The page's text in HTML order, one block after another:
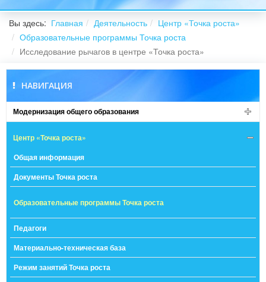
Вы здесь: Главная Деятельность
Центр «Точка роста»
Образовательные программы Точка роста
Исследование рычагов в центре «Точка роста»
НАВИГАЦИЯ
Модернизация общего образования
Центр «Точка роста»
Общая информация
Документы Точка роста
Образовательные программы Точка роста
Педагоги
Материально-техническая база
Режим занятий Точка роста